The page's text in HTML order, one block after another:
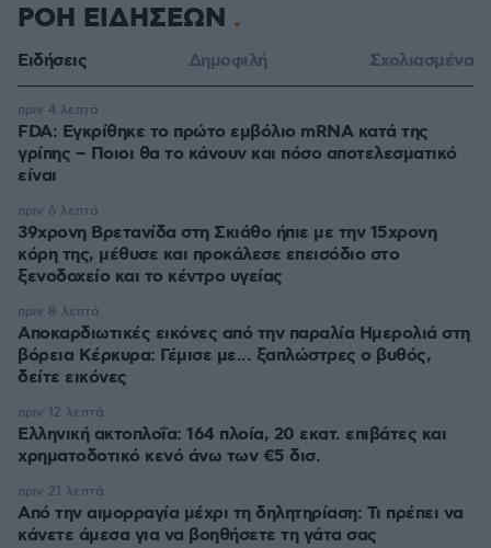
ΡΟΗ ΕΙΔΗΣΕΩΝ
Ειδήσεις Δημοφιλή Σχολιασμένα
FDA: Εγκρίθηκε το πρώτο εμβόλιο mRNA κατά της
γρίπης – Ποιοι θα το κάνουν και πόσο αποτελεσματικό
είναι
πριν 4 λεπτά
39χρονη Βρετανίδα στη Σκιάθο ήπιε με την 15χρονη
κόρη της, μέθυσε και προκάλεσε επεισόδιο στο
ξενοδοχείο και το κέντρο υγείας
πριν 6 λεπτά
Αποκαρδιωτικές εικόνες από την παραλία Ημερολιά στη
βόρεια Κέρκυρα: Γέμισε με... ξαπλώστρες ο βυθός,
δείτε εικόνες
πριν 8 λεπτά
Ελληνική ακτοπλοΐα: 164 πλοία, 20 εκατ. επιβάτες και
χρηματοδοτικό κενό άνω των €5 δισ.
πριν 12 λεπτά
Από την αιμορραγία μέχρι τη δηλητηρίαση: Τι πρέπει να
κάνετε άμεσα για να βοηθήσετε τη γάτα σας
πριν 21 λεπτά